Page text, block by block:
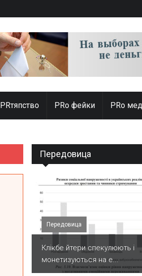
PRтяпство PRo фейки PRo
Передовица
Передовица
Клікбе йтери спекулюють і
монетизуються на е...